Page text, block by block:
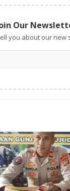
Our
you about our